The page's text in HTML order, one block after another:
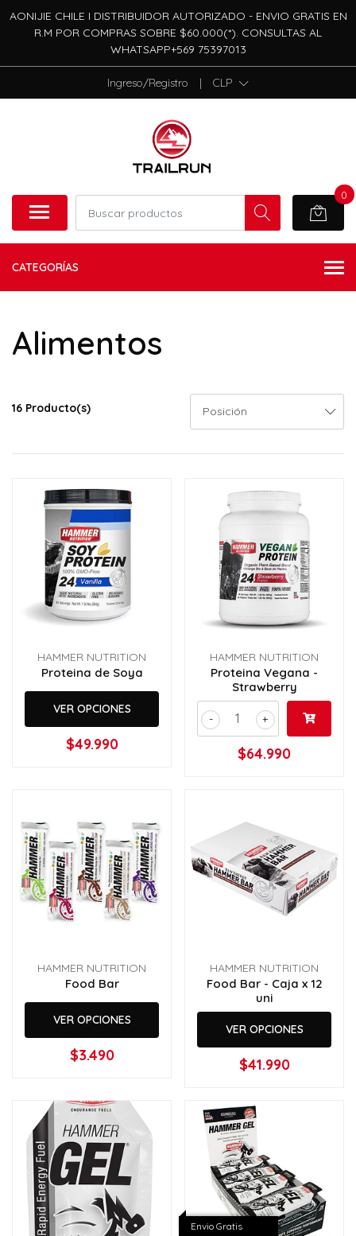
AONIJIE CHILE I DISTRIBUIDOR AUTORIZADO - ENVIO GRATIS EN
R.M POR COMPRAS SOBRE $60.000(*). CONSULTAS AL
WHATSAPP+569 75397013
Ingreso/Registro | CLP
0
CATEGORÍAS
Alimentos
16 Producto(s)
HAMMER NUTRITION
Proteina de Soya
VER OPCIONES
$49.990
HAMMER NUTRITION
Proteina Vegana -
Strawberry
+
-
$64.990
HAMMER NUTRITION
Food Bar
VER OPCIONES
$3.490
HAMMER NUTRITION
Food Bar - Caja x 12
uni
VER OPCIONES
$41.990
Envio Gratis